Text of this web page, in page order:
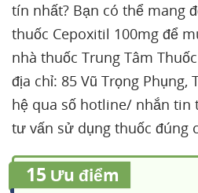
tín nhất? Bạn có thể mang
thuốc Cepoxitil 100mg để
nhà thuốc Trung Tâm
địa chỉ: 85 Vũ Trọng Phụng,
hệ qua số hotline/ nhắn tin
tư vấn sử dụng thuốc đúng
15 Ưu điểm